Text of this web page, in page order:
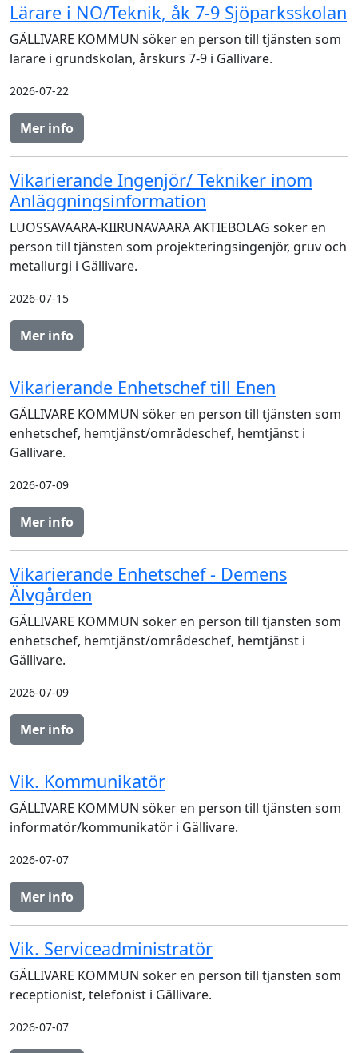
Lärare i NO/Teknik, åk 7-9 Sjöparksskolan
GÄLLIVARE KOMMUN söker en person till tjänsten som
lärare i grundskolan, årskurs 7-9 i Gällivare.
2026-07-22
Mer info
Vikarierande Ingenjör/ Tekniker inom
Anläggningsinformation
LUOSSAVAARA-KIIRUNAVAARA AKTIEBOLAG söker en
person till tjänsten som projekteringsingenjör, gruv och
metallurgi i Gällivare.
2026-07-15
Mer info
Vikarierande Enhetschef till Enen
GÄLLIVARE KOMMUN söker en person till tjänsten som
enhetschef, hemtjänst/områdeschef, hemtjänst i
Gällivare.
2026-07-09
Mer info
Vikarierande Enhetschef - Demens
Älvgården
GÄLLIVARE KOMMUN söker en person till tjänsten som
enhetschef, hemtjänst/områdeschef, hemtjänst i
Gällivare.
2026-07-09
Mer info
Vik. Kommunikatör
GÄLLIVARE KOMMUN söker en person till tjänsten som
informatör/kommunikatör i Gällivare.
2026-07-07
Mer info
Vik. Serviceadministratör
GÄLLIVARE KOMMUN söker en person till tjänsten som
receptionist, telefonist i Gällivare.
2026-07-07